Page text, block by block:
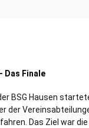
Das Finale
BSG Hausen
der
Das Ziel war